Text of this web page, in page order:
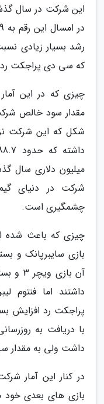
رشد بسیار زیادی
که سی دی پراجکت رد
چیزی که در این
مقدار سود خالص
میلیون دلاری سال
شرکت در دنیای
چشمگیری است.
چیزی که باعث شده
بازی سایبرپانک و
آن
داشتند اما
با دریافت به
داشت ولی به مقدار
در کنار این آمار
بازی های بعدی خود